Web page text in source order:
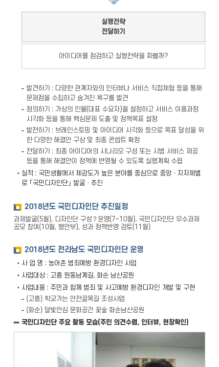
실행전략
전달하기
아이디어를 점검하고 실행전략을 짜볼까?
발견하기 : 다양한 관계자와의 인터뷰나 서비스 직접체험 등을 통해
문제점을 수집하고 숨겨진 욕구를 발견
정의하기 : 가상의 인물(대표 수요자)을 설정하고 서비스 이용과정
시각화 등을 통해 핵심문제 도출 및 정책목표 설정
발전하기 : 브레인스토밍 및 아이디어 시각화 등으로 목표 달성을 위
한 다양한 해결안 구상 및 최종 콘셉트 확정
전달하기 : 최종 아이디어의 시나리오 구성 또는 시범 서비스 제공
등을 통해 해결안이 정책에 반영될 수 있도록 실행계획 수립
실적 : 국민생활에서 체감도가 높은 분야를 중심으로 중앙ㆍ지자체별
로 「국민디자인단」 발굴ㆍ추진
2018년도 국민디자인단 추진일정
과제발굴(5월), 디자인단 구성？운영(7~10월), 국민디자인단 우수과제
공모 참여(10월, 행안부), 성과 정책반영 검토(11월)
2018년도 전라남도 국민디자인단 운영
사 업 명 : 농어촌 범죄예방 환경디자인 사업
사업대상 : 고흥 원동남계길, 화순 남산공원
사업내용 : 주민과 함께 범죄 및 사고예방 환경디자인 개발 및 구현
(고흥) 학교가는 안전골목길 조성사업
(화순) 달빛안심 문화공간 꽃숲 화순남산공원
국민디자인단 주요 활동 모습(주민 의견수렴, 인터뷰, 현장확인)